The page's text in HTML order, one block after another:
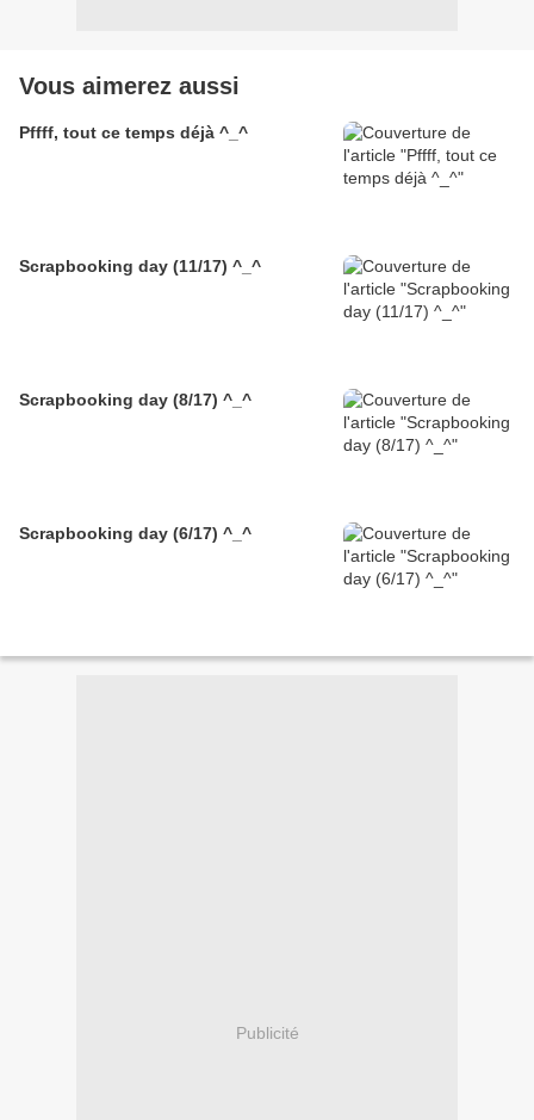
Vous aimerez aussi
Pffff, tout ce temps déjà ^_^
Scrapbooking day (11/17) ^_^
Scrapbooking day (8/17) ^_^
Scrapbooking day (6/17) ^_^
Publicité